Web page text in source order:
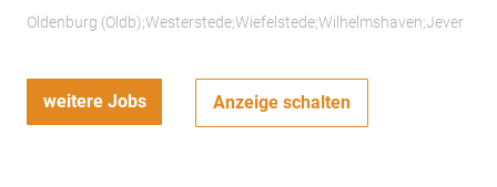
Oldenburg (Oldb);Westerstede;Wiefelstede;Wilhelmshaven;Jever
weitere Jobs Anzeige schalten